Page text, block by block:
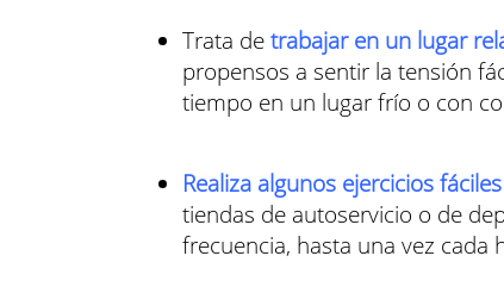
Trata detrabajar en un lugar
propensos a sentir la tensión
tiempo en un lugar frío o con
Realiza algunos ejercicios
tiendas de autoservicio o de
frecuencia, hasta una vez